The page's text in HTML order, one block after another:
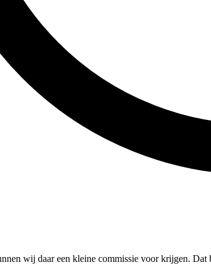
wij daar een kleine commissie voor krijgen.